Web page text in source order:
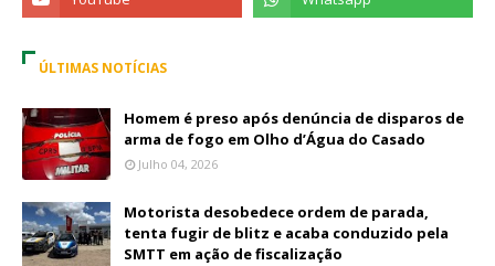
ÚLTIMAS NOTÍCIAS
Homem é preso após denúncia de disparos de
arma de fogo em Olho d’Água do Casado
Julho 04, 2026
Motorista desobedece ordem de parada,
tenta fugir de blitz e acaba conduzido pela
SMTT em ação de fiscalização